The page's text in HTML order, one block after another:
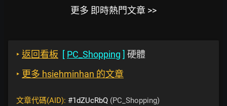
更多 即時熱門文章 >>
‣ 返回看板 [ PC_Shopping ] 硬體
‣ 更多 hsiehminhan 的文章
文章代碼(AID): #1dZUcRbQ (PC_Shopping)